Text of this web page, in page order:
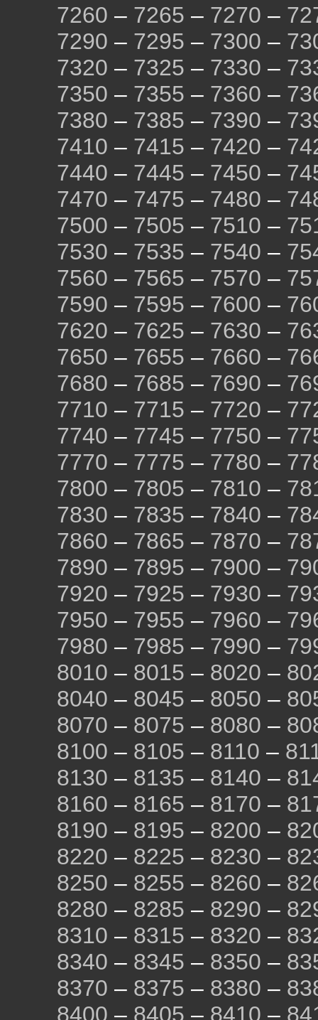
7260 – 7265 – 7270 –
7290 – 7295 – 7300 –
7320 – 7325 – 7330 –
7350 – 7355 – 7360 –
7380 – 7385 – 7390 –
7410 – 7415 – 7420 –
7440 – 7445 – 7450 –
7470 – 7475 – 7480 –
7500 – 7505 – 7510 –
7530 – 7535 – 7540 –
7560 – 7565 – 7570 –
7590 – 7595 – 7600 –
7620 – 7625 – 7630 –
7650 – 7655 – 7660 –
7680 – 7685 – 7690 –
7710 – 7715 – 7720 –
7740 – 7745 – 7750 –
7770 – 7775 – 7780 –
7800 – 7805 – 7810 –
7830 – 7835 – 7840 –
7860 – 7865 – 7870 –
7890 – 7895 – 7900 –
7920 – 7925 – 7930 –
7950 – 7955 – 7960 –
7980 – 7985 – 7990 –
8010 – 8015 – 8020 –
8040 – 8045 – 8050 –
8070 – 8075 – 8080 –
8100 – 8105 – 8110 –
8130 – 8135 – 8140 –
8160 – 8165 – 8170 –
8190 – 8195 – 8200 –
8220 – 8225 – 8230 –
8250 – 8255 – 8260 –
8280 – 8285 – 8290 –
8310 – 8315 – 8320 –
8340 – 8345 – 8350 –
8370 – 8375 – 8380 –
8400 – 8405 – 8410 –